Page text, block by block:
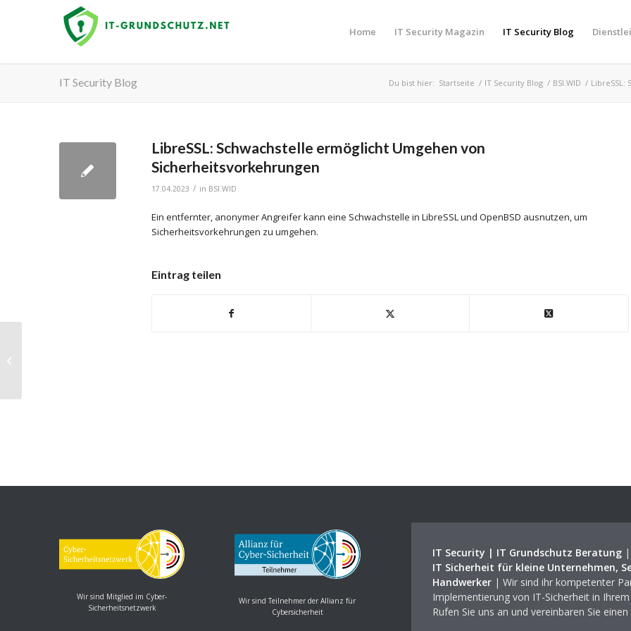
Home IT Security Magazin IT Security Blog
IT Security Blog Du bist hier: Startseite / IT Security Blog / BSI.WID /
LibreSSL: Schwachstelle ermöglicht Umgehen von
Sicherheitsvorkehrungen
17.04.2023 / in BSI.WID
Ein entfernter, anonymer Angreifer kann eine Schwachstelle in LibreSSL und OpenBSD ausnutzen, um
Sicherheitsvorkehrungen zu umgehen.
Eintrag teilen
Wir sind Mitglied im Cyber-
Sicherheitsnetzwerk
Wir sind Teilnehmer der Allianz für
Cybersicherheit
IT Security | IT Grundschutz Beratung|
IT Sicherheit für kleine Unternehmen,
Handwerker| Wir sind ihr kompetenter
Implementierung von IT-Sicherheit in
Rufen Sie uns an und vereinbaren Sie